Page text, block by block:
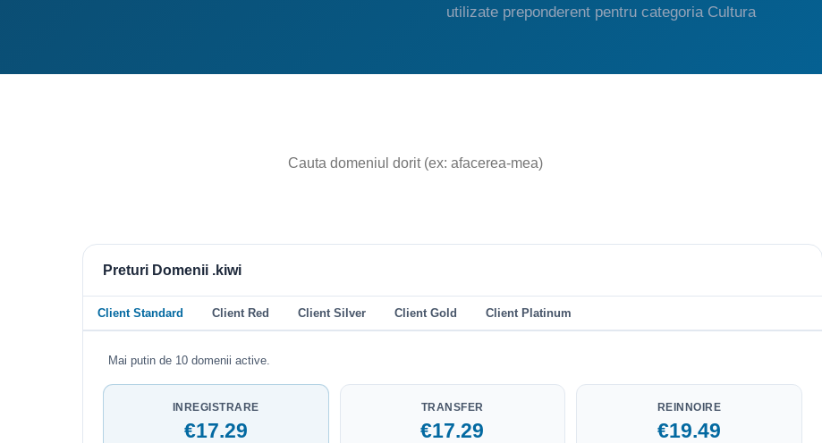
utilizate preponderent pentru categoria Cultura
Preturi Domenii .kiwi
Client Standard Client Red Client Silver Client Gold Client Platinum
Mai putin de 10 domenii active.
INREGISTRARE
€17.29
TRANSFER
€17.29
REINNOIRE
€19.49